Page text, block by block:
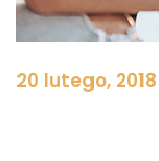
20 lutego, 2018